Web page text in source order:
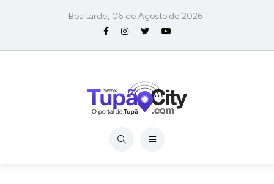
Boa tarde, 06 de Agosto de 2026